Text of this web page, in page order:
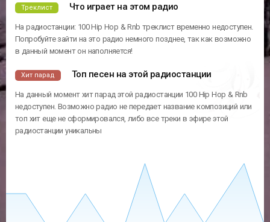
Треклист Что играет на этом радио
На радиостанции: 100 Hip Hop & Rnb треклист временно недоступен.
Попробуйте зайти на это радио немного позднее, так как возможно
в данный момент он наполняется!
Хит парад Топ песен на этой радиостанции
На данный момент хит парад этой радиостанции 100 Hip Hop & Rnb
недоступен. Возможно радио не передает название композиций или
топ хит еще не сформировался, либо все треки в эфире этой
радиостанции уникальны